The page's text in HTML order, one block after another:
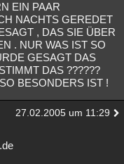
EIN PAAR
NACHTS GEREDET
, DAS SIE ÜBER
. NUR WAS IST SO
GESAGT DAS
DAS ??????
BESONDERS IST !
27.02.2005 um 11:29